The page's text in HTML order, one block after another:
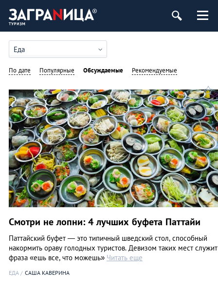
Еда
По дате Популярные Обсуждаемые Рекомендуемые
Смотри не лопни: 4 лучших буфета Паттайи
Паттайский буфет — это типичный шведский стол, способный
накормить ораву голодных туристов. Девизом таких мест служит
фраза «ешь все, что можешь» Читать еще
ЕДА САША КАВЕРИНА